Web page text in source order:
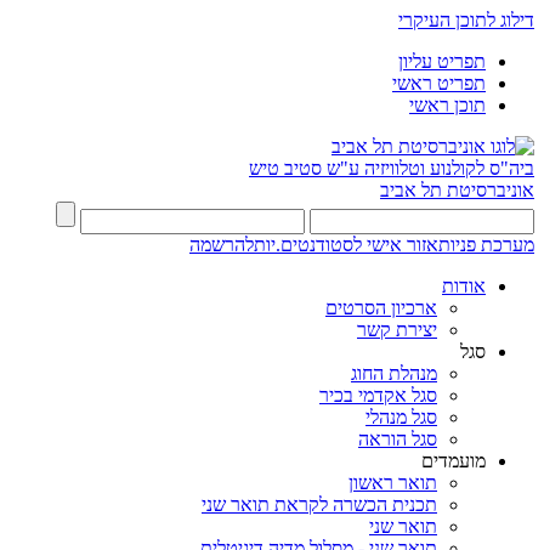
דילוג לתוכן העיקרי
תפריט עליון
תפריט ראשי
תוכן ראשי
ביה"ס לקולנוע וטלוויזיה ע"ש סטיב טיש
אוניברסיטת תל אביב
מערכת פניותאזור אישי לסטודנטים.יותלהרשמה
אודות
ארכיון הסרטים
יצירת קשר
סגל
מנהלת החוג
סגל אקדמי בכיר
סגל מנהלי
סגל הוראה
מועמדים
תואר ראשון
תכנית הכשרה לקראת תואר שני
תואר שני